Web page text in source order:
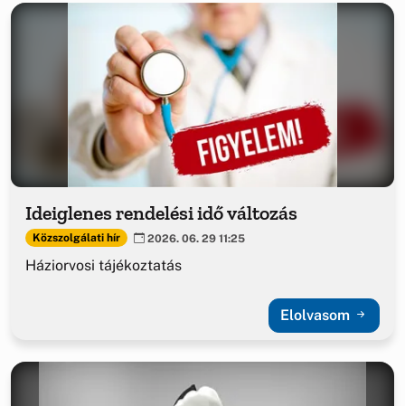
Ideiglenes rendelési idő változás
Közszolgálati hír 2026. 06. 29 11:25
Háziorvosi tájékoztatás
Elolvasom